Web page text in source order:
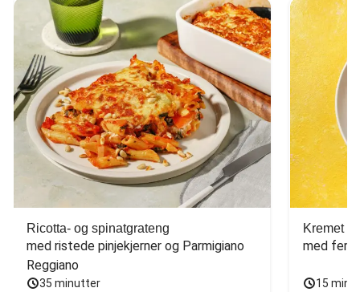
Ricotta- og spinatgrateng
med ristede pinjekjerner og Parmigiano
Reggiano
35 minutter
Kremet
med
15